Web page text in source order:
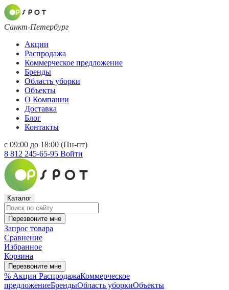
Санкт-Петербург
Акции
Распродажа
Коммерческое предложение
Бренды
Область уборки
Объекты
О Компании
Доставка
Блог
Контакты
с 09:00 до 18:00 (Пн-пт)
8 812 245-65-95 Войти
Каталог
Перезвоните мне
Запрос товара
Сравнение
Избранное
Корзина
Перезвоните мне
% Акции РаспродажаКоммерческое
предложениеБрендыОбласть уборкиОбъекты